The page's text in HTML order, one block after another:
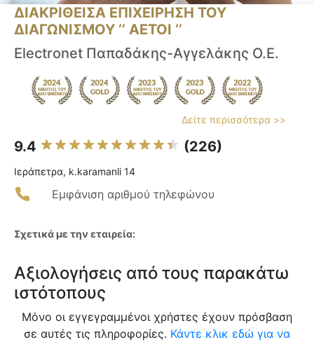
ΔΙΑΚΡΙΘΕΙΣΑ ΕΠΙΧΕΙΡΗΣΗ ΤΟΥ
ΔΙΑΓΩΝΙΣΜΟΥ ‘’ ΑΕΤΟΙ ‘’
Electronet Παπαδάκης-Αγγελάκης Ο.Ε.
Δείτε περισσότερα >>
9.4 (226)
Ιεράπετρα, k.karamanli 14
Εμφάνιση αριθμού τηλεφώνου
Σχετικά με την εταιρεία:
Αξιολογήσεις από τους παρακάτω
ιστότοπους
Μόνο οι εγγεγραμμένοι χρήστες έχουν πρόσβαση
σε αυτές τις πληροφορίες. Κάντε κλικ εδώ για να